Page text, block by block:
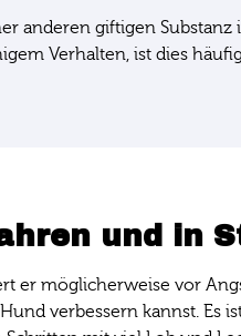
anderen giftigen
Verhalten, ist dies
und in
er möglicherweise vor
verbessern kannst.